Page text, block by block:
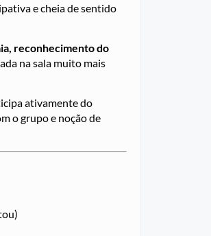
e cheia de sentido
reconhecimento do
na sala muito mais
ativamente do
o grupo e noção de